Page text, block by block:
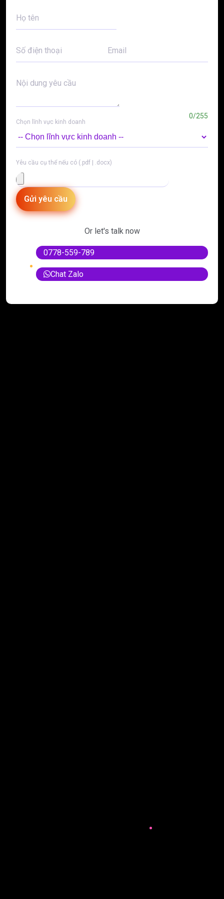
SMTP Gmail Là Gì? Hướng dẫn cấu hình SMTP Gmail
aaPanel
Website
Họ tên
Số điện thoại Email
Nội dung yêu cầu
0/255
Chọn lĩnh vực kinh doanh
Yêu cầu cụ thể nếu có (.pdf | .docx)
Gửi yêu cầu
Or let's talk now
0778-559-789
Chat Zalo